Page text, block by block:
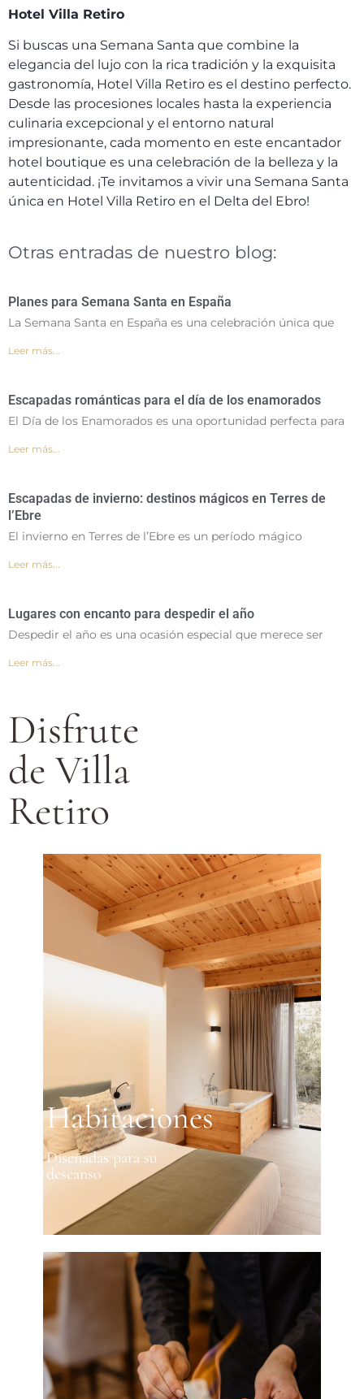
Hotel Villa Retiro
Si buscas una Semana Santa que combine la
elegancia del lujo con la rica tradición y la exquisita
gastronomía, Hotel Villa Retiro es el destino perfecto.
Desde las procesiones locales hasta la experiencia
culinaria excepcional y el entorno natural
impresionante, cada momento en este encantador
hotel boutique es una celebración de la belleza y la
autenticidad. ¡Te invitamos a vivir una Semana Santa
única en Hotel Villa Retiro en el Delta del Ebro!
Otras entradas de nuestro blog:
Planes para Semana Santa en España
La Semana Santa en España es una celebración única que
Leer más...
Escapadas románticas para el día de los enamorados
El Día de los Enamorados es una oportunidad perfecta para
Leer más...
Escapadas de invierno: destinos mágicos en Terres de
l’Ebre
El invierno en Terres de l’Ebre es un período mágico
Leer más...
Lugares con encanto para despedir el año
Despedir el año es una ocasión especial que merece ser
Leer más...
Disfrute
de Villa
Retiro
Habitaciones
Diseñadas para su
descanso